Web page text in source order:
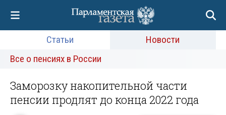
Статьи
Новости
Все о пенсиях в России
Заморозку накопительной части
пенсии продлят до конца 2022 года